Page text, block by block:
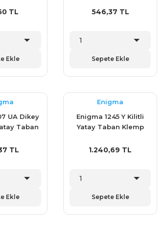
TL
Ekle
546,37 TL
Sepete Ekle
UA Dikey
Taban
TL
Ekle
Enigma
Enigma 1245 Y Kilitli
Yatay Taban Klemp
1.240,69 TL
Sepete Ekle